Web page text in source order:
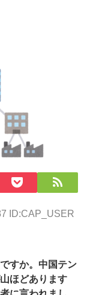
を披露ｗｗｗｗｗ
になるとかｗｗｗ
ID:CAP_USER
すか。中国テン
ほどあります